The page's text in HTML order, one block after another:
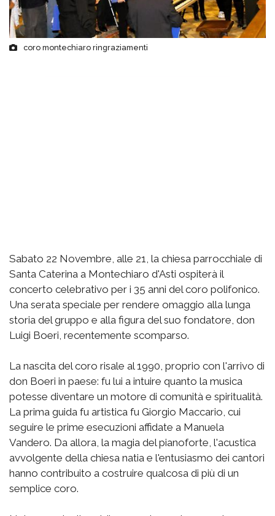
coro montechiaro ringraziamenti
Sabato 22 Novembre, alle 21, la chiesa parrocchiale di
Santa Caterina a Montechiaro d'Asti ospiterà il
concerto celebrativo per i 35 anni del coro polifonico.
Una serata speciale per rendere omaggio alla lunga
storia del gruppo e alla figura del suo fondatore, don
Luigi Boeri, recentemente scomparso.
La nascita del coro risale al 1990, proprio con l'arrivo di
don Boeri in paese: fu lui a intuire quanto la musica
potesse diventare un motore di comunità e spiritualità.
La prima guida fu artistica fu Giorgio Maccario, cui
seguire le prime esecuzioni affidate a Manuela
Vandero. Da allora, la magia del pianoforte, l'acustica
avvolgente della chiesa natia e l'entusiasmo dei cantori
hanno contribuito a costruire qualcosa di più di un
semplice coro.